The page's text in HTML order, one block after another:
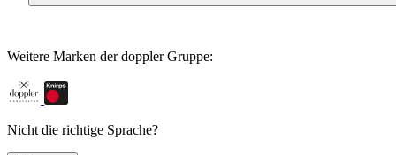
Weitere Marken der doppler Gruppe:
Nicht die richtige Sprache?